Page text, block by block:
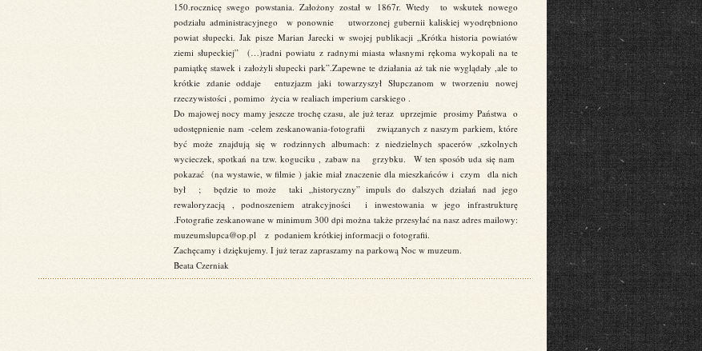
150.rocznicę swego powstania. Założony został w 1867r. Wtedy to wskutek nowego
podziału administracyjnego w ponownie utworzonej gubernii kaliskiej wyodrębniono
powiat słupecki. Jak pisze Marian Jarecki w swojej publikacji „Krótka historia powiatów
ziemi słupeckiej” (…)radni powiatu z radnymi miasta własnymi rękoma wykopali na te
pamiątkę stawek i założyli słupecki park”.Zapewne te działania aż tak nie wyglądały ,ale to
krótkie zdanie oddaje entuzjazm jaki towarzyszył Słupczanom w tworzeniu nowej
rzeczywistości , pomimo życia w realiach imperium carskiego .
Do majowej nocy mamy jeszcze trochę czasu, ale już teraz uprzejmie prosimy Państwa o
udostępnienie nam -celem zeskanowania-fotografii związanych z naszym parkiem, które
być może znajdują się w rodzinnych albumach: z niedzielnych spacerów ,szkolnych
wycieczek, spotkań na tzw. koguciku , zabaw na grzybku. W ten sposób uda się nam
pokazać (na wystawie, w filmie ) jakie miał znaczenie dla mieszkańców i czym dla nich
był ; będzie to może taki „historyczny” impuls do dalszych działań nad jego
rewaloryzacją , podnoszeniem atrakcyjności i inwestowania w jego infrastrukturę
.Fotografie zeskanowane w minimum 300 dpi można także przesyłać na nasz adres mailowy:
muzeumslupca@op.pl z podaniem krótkiej informacji o fotografii.
Zachęcamy i dziękujemy. I już teraz zapraszamy na parkową Noc w muzeum.
Beata Czerniak